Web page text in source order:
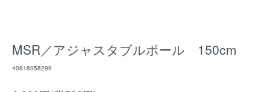
MSR／アジャスタブルポール 150cm
40818058299